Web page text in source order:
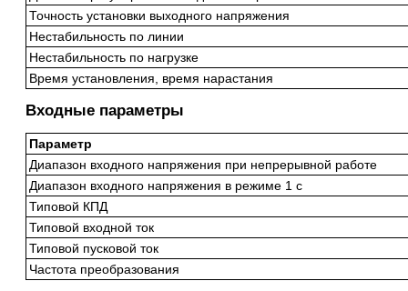
Точность установки выходного напряжения
Нестабильность по линии
Нестабильность по нагрузке
Время установления, время нарастания
Входные параметры
Параметр
Диапазон входного напряжения при непрерывной работе
Диапазон входного напряжения в режиме 1 с
Типовой КПД
Типовой входной ток
Типовой пусковой ток
Частота преобразования